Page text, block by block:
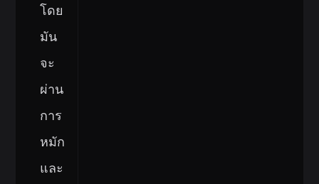
โดย
มัน
จะ
ผ่าน
การ
หมัก
และ